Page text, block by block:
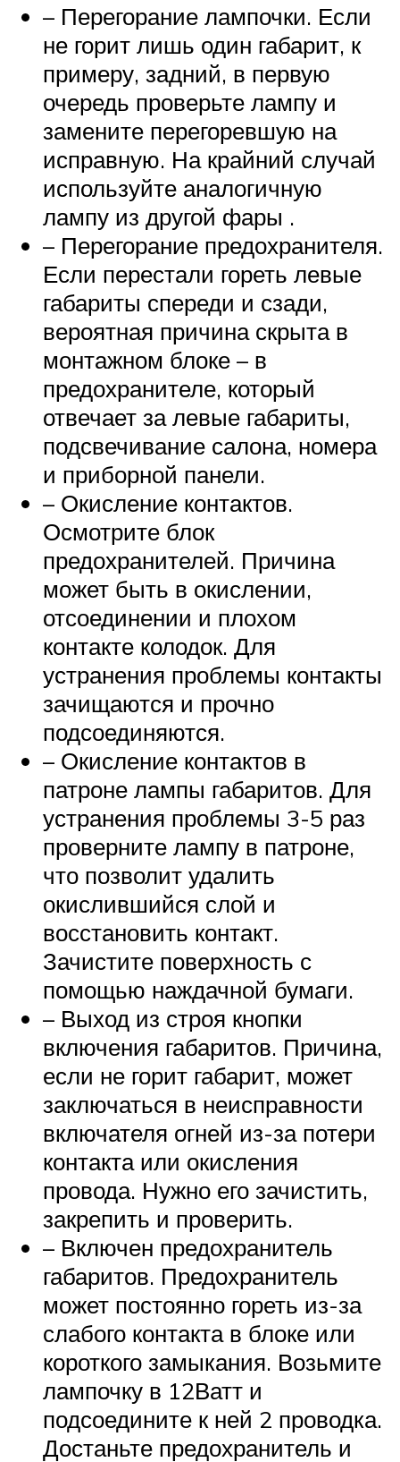
– Перегорание лампочки. Если
не горит лишь один габарит, к
примеру, задний, в первую
очередь проверьте лампу и
замените перегоревшую на
исправную. На крайний случай
используйте аналогичную
лампу из другой фары .
– Перегорание предохранителя.
Если перестали гореть левые
габариты спереди и сзади,
вероятная причина скрыта в
монтажном блоке – в
предохранителе, который
отвечает за левые габариты,
подсвечивание салона, номера
и приборной панели.
– Окисление контактов.
Осмотрите блок
предохранителей. Причина
может быть в окислении,
отсоединении и плохом
контакте колодок. Для
устранения проблемы контакты
зачищаются и прочно
подсоединяются.
– Окисление контактов в
патроне лампы габаритов. Для
устранения проблемы 3-5 раз
проверните лампу в патроне,
что позволит удалить
окислившийся слой и
восстановить контакт.
Зачистите поверхность с
помощью наждачной бумаги.
– Выход из строя кнопки
включения габаритов. Причина,
если не горит габарит, может
заключаться в неисправности
включателя огней из-за потери
контакта или окисления
провода. Нужно его зачистить,
закрепить и проверить.
– Включен предохранитель
габаритов. Предохранитель
может постоянно гореть из-за
слабого контакта в блоке или
короткого замыкания. Возьмите
лампочку в 12Ватт и
подсоедините к ней 2 проводка.
Достаньте предохранитель и